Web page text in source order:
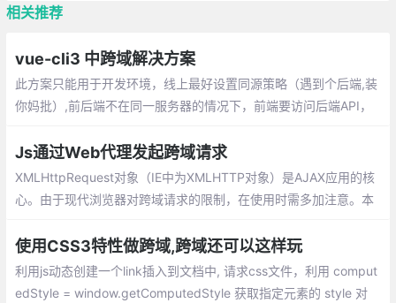
相关推荐
vue-cli3 中跨域解决方案
此方案只能用于开发环境，线上最好设置同源策略（遇到个后端,装
你妈批）,前后端不在同一服务器的情况下，前端要访问后端API，
Js通过Web代理发起跨域请求
XMLHttpRequest对象（IE中为XMLHTTP对象）是AJAX应用的核
心。由于现代浏览器对跨域请求的限制，在使用时需多加注意。本
过Web代理（Web Proxy）
使用CSS3特性做跨域,跨域还可以这样玩
利用js动态创建一个link插入到文档中, 请求css文件，利用 comput
edStyle = window.getComputedStyle 获取指定元素的 style 对